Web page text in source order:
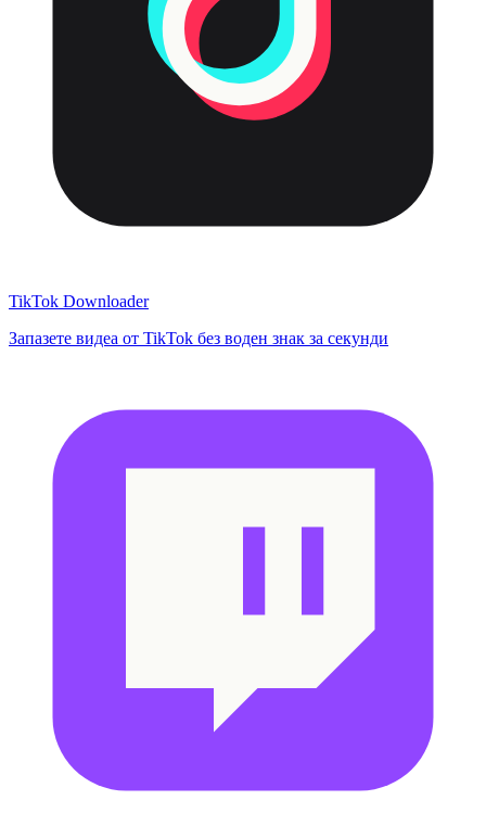
TikTok Downloader
Запазете видеа от TikTok без воден знак за секунди